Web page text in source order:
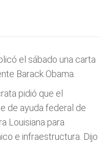
el sábado una carta
Barack Obama.
pidió que el
de ayuda federal de
Louisiana para
e infraestructura. Dijo